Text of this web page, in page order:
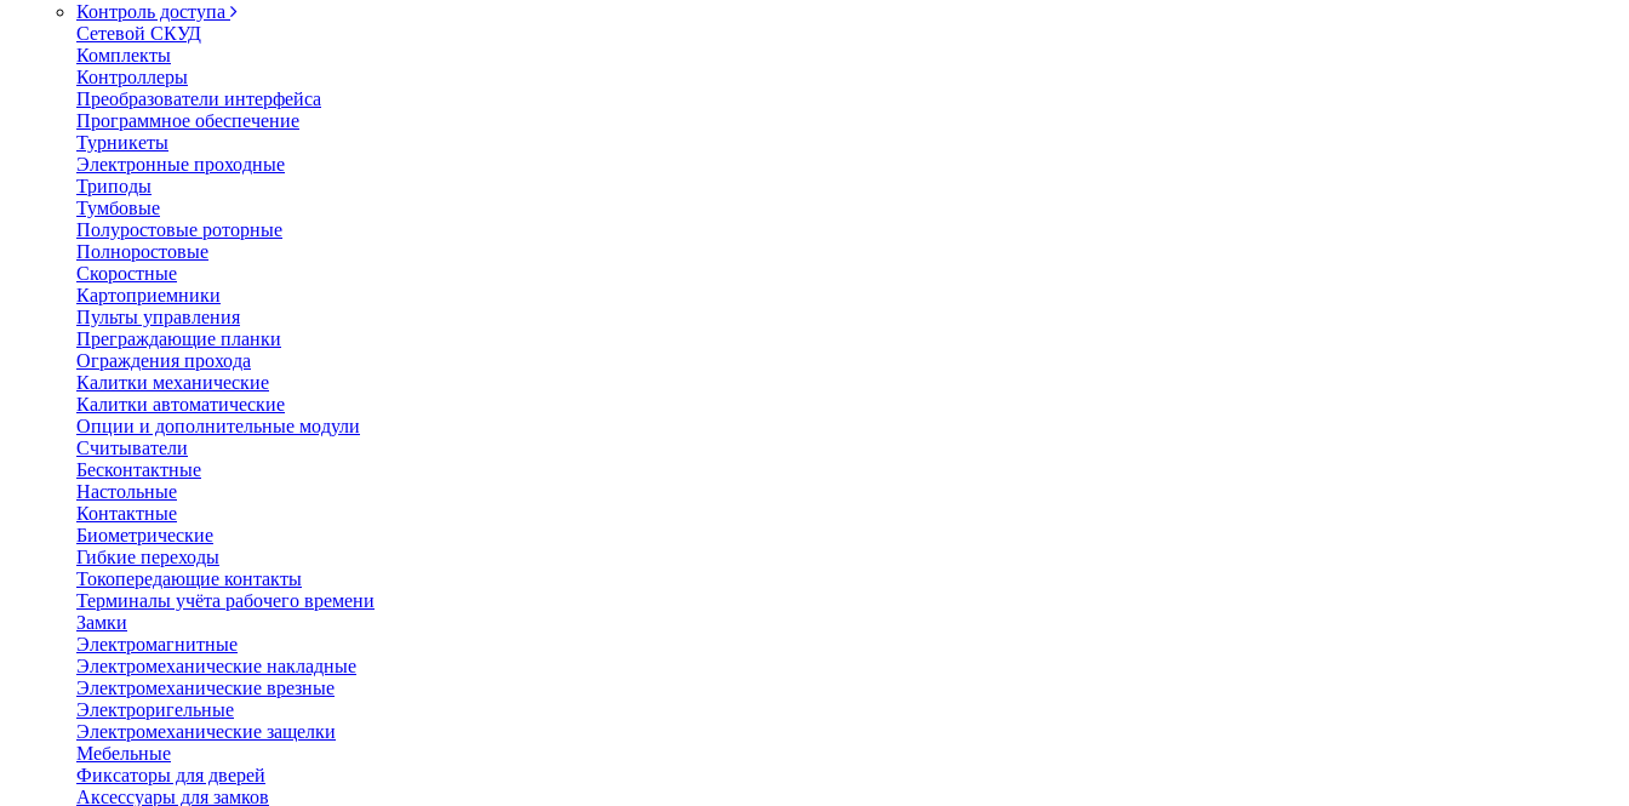
Контроль доступа
Сетевой СКУД
Комплекты
Контроллеры
Преобразователи интерфейса
Программное обеспечение
Турникеты
Электронные проходные
Триподы
Тумбовые
Полуростовые роторные
Полноростовые
Скоростные
Картоприемники
Пульты управления
Преграждающие планки
Ограждения прохода
Калитки механические
Калитки автоматические
Опции и дополнительные модули
Считыватели
Бесконтактные
Настольные
Контактные
Биометрические
Гибкие переходы
Токопередающие контакты
Терминалы учёта рабочего времени
Замки
Электромагнитные
Электромеханические накладные
Электромеханические врезные
Электроригельные
Электромеханические защелки
Мебельные
Фиксаторы для дверей
Аксессуары для замков